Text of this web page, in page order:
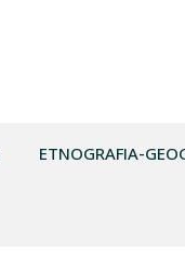
ETNOGRAFIA-